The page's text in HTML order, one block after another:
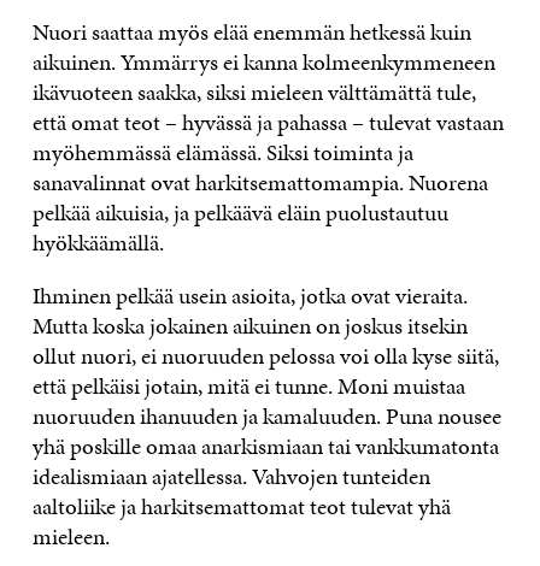
Nuori saattaa myös elää enemmän hetkessä kuin
aikuinen. Ymmärrys ei kanna kolmeenkymmeneen
ikävuoteen saakka, siksi mieleen välttämättä tule,
että omat teot – hyvässä ja pahassa – tulevat vastaan
myöhemmässä elämässä. Siksi toiminta ja
sanavalinnat ovat harkitsemattomampia. Nuorena
pelkää aikuisia, ja pelkäävä eläin puolustautuu
hyökkäämällä.
Ihminen pelkää usein asioita, jotka ovat vieraita.
Mutta koska jokainen aikuinen on joskus itsekin
ollut nuori, ei nuoruuden pelossa voi olla kyse siitä,
että pelkäisi jotain, mitä ei tunne. Moni muistaa
nuoruuden ihanuuden ja kamaluuden. Puna nousee
yhä poskille omaa anarkismiaan tai vankkumatonta
idealismiaan ajatellessa. Vahvojen tunteiden
aaltoliike ja harkitsemattomat teot tulevat yhä
mieleen.